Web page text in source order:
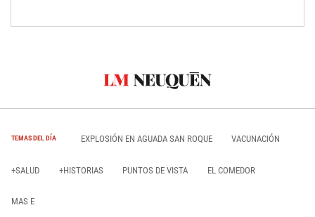
TEMAS DEL DÍA EXPLOSIÓN EN AGUADA SAN ROQUE VACUNACIÓN
+SALUD +HISTORIAS PUNTOS DE VISTA EL COMEDOR
MAS E